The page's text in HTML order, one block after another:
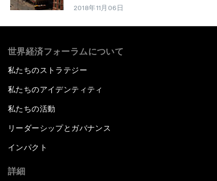
2018年11月06日
世界経済フォーラムについて
私たちのストラテジー
私たちのアイデンティティ
私たちの活動
リーダーシップとガバナンス
インパクト
詳細